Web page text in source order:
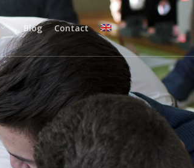
Blog Contact